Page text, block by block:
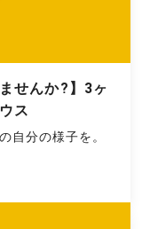
せんか?】3ヶ
ス
自分の様子を。